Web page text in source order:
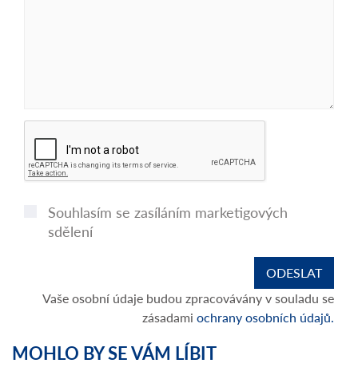
Souhlasím se zasíláním marketigových
sdělení
Vaše osobní údaje budou zpracovávány v souladu se
zásadami ochrany osobních údajů.
MOHLO BY SE VÁM LÍBIT